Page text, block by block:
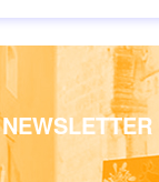
NEWSLETTER